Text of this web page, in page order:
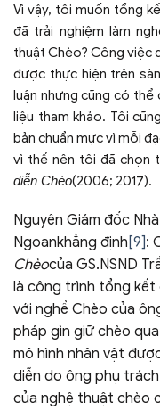
Vì vậy, tôi muốn tổng
đã trải nghiệm làm
thuật Chèo? Công việc
được thực hiện trên
luận nhưng cũng có thể
liệu tham khảo. Tôi
bản chuẩn mực vì mỗi
vì thế nên tôi đã chọn
diễn Chèo(2006; 2017).
Nguyên Giám đốc
Ngoankhẳng định [9]:
Chèocủa GS.NSND
là công trình tổng kết
với nghề Chèo của
pháp gìn giữ chèo
mô hình nhân vật
diễn do ông phụ
của nghệ thuật chèo